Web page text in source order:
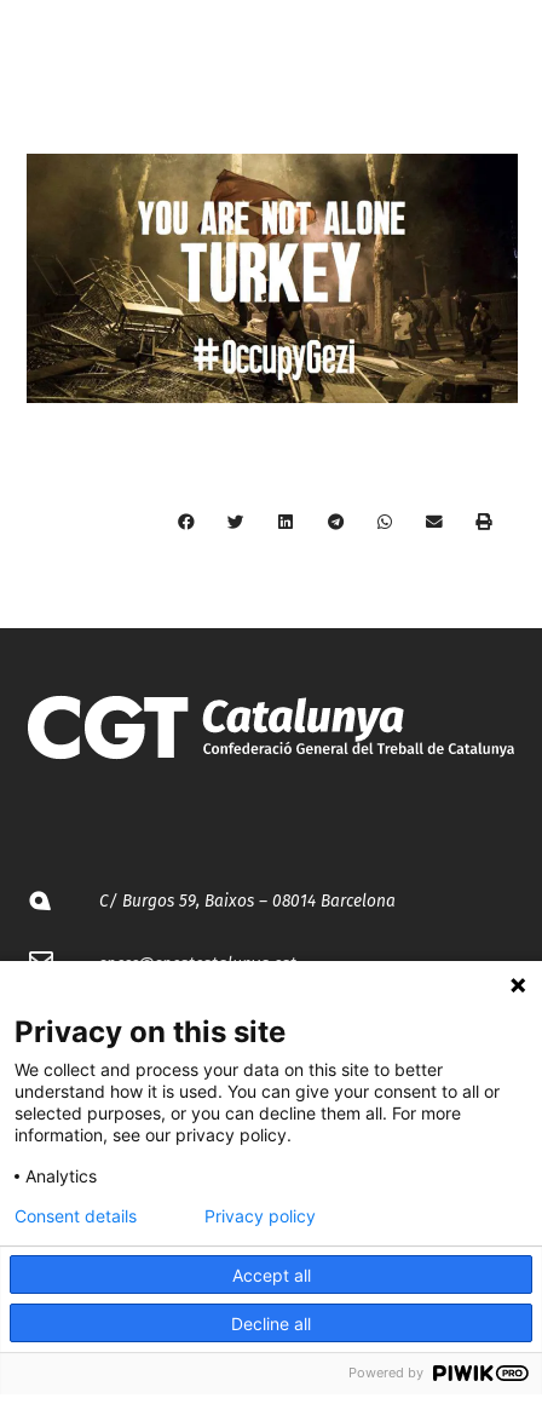
C/ Burgos 59, Baixos – 08014 Barcelona
spccc@spcgtcatalunya.cat
935 120 481
@CGTCatalunya
cgtcatalunya
CGTCatalunya
Desenvolupat per
Privacy on this site
We collect and process your data on this site to better
understand how it is used. You can give your consent to all or
selected purposes, or you can decline them all. For more
information, see our privacy policy.
Analytics
Accept all
Decline all
Consent details Privacy policy
Powered by